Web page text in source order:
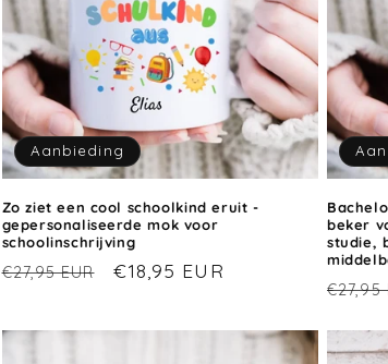
Aanbieding
Zo ziet een cool schoolkind eruit -
gepersonaliseerde mok voor
schoolinschrijving
Normale
€27,95 EUR Aanbiedingsprijs
€18,95 EUR
beker
studie,
€27,95